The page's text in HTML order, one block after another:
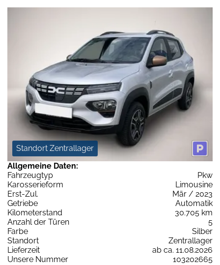
Standort Zentrallager
Allgemeine Daten:
Fahrzeugtyp
Pkw
Karosserieform
Limousine
Erst-Zul.
Mär / 2023
Getriebe
Automatik
Kilometerstand
30.705 km
Anzahl der Türen
5
Farbe
Silber
Standort
Zentrallager
Lieferzeit
ab ca. 11.08.2026
Unsere Nummer
103202665